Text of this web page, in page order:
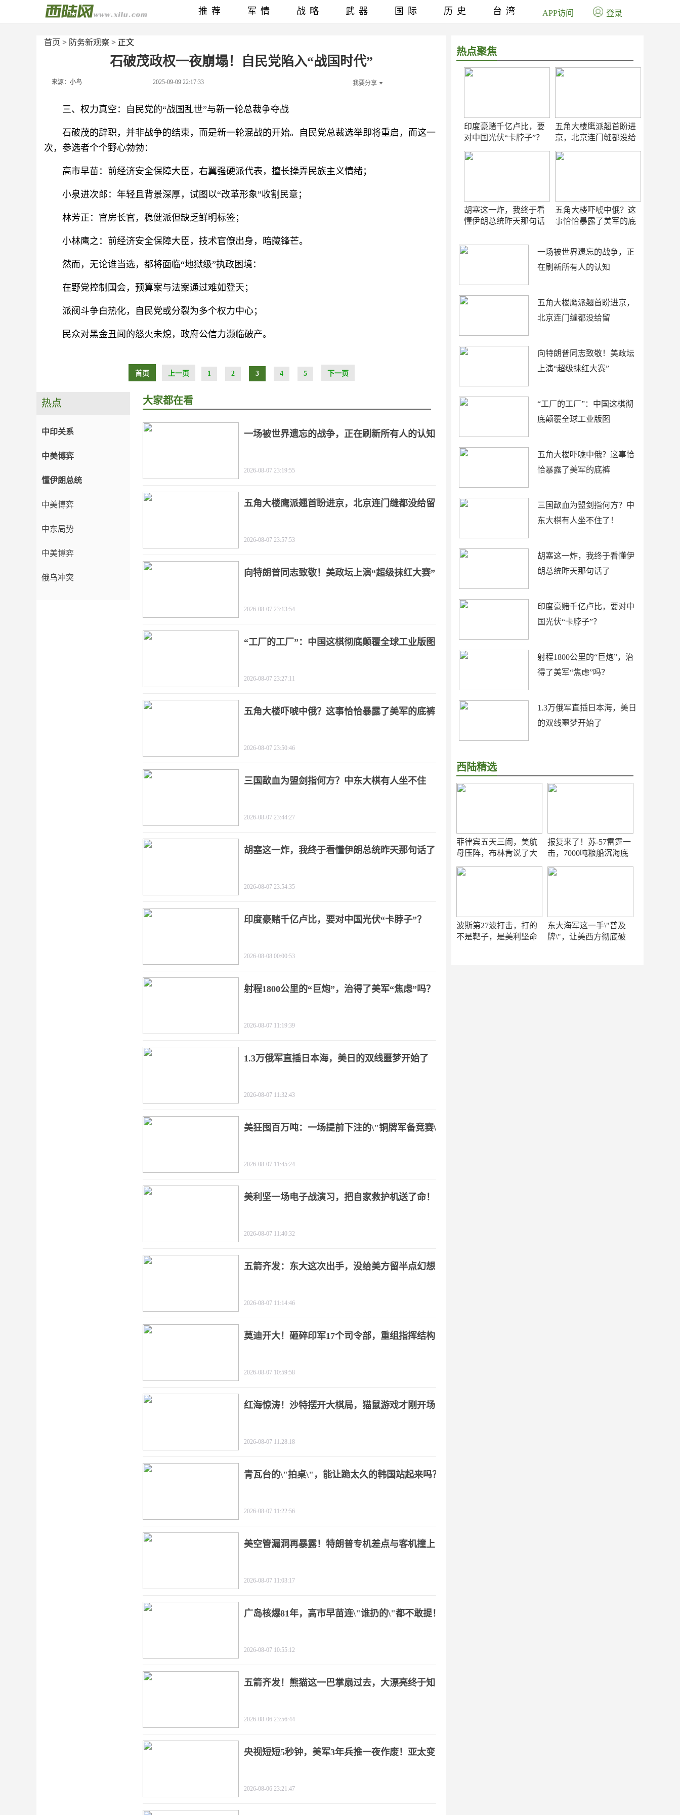
首页 > 防务新观察 > 正文
石破茂政权一夜崩塌！自民党陷入“战国时代”
来源：小鸟 2025-09-09 22:17:33 我要分享
三、权力真空：自民党的“战国乱世”与新一轮总裁争夺战
石破茂的辞职，并非战争的结束，而是新一轮混战的开始。自民党总裁选举即将重启，而这一
次，参选者个个野心勃勃：
高市早苗：前经济安全保障大臣，右翼强硬派代表，擅长操弄民族主义情绪；
小泉进次郎：年轻且背景深厚，试图以“改革形象”收割民意；
林芳正：官房长官，稳健派但缺乏鲜明标签；
小林鹰之：前经济安全保障大臣，技术官僚出身，暗藏锋芒。
然而，无论谁当选，都将面临“地狱级”执政困境：
在野党控制国会，预算案与法案通过难如登天；
派阀斗争白热化，自民党或分裂为多个权力中心；
民众对黑金丑闻的怒火未熄，政府公信力濒临破产。
首页 上一页 1 2 3 4 5 下一页
热点聚焦
印度豪赌千亿卢比，要
对中国光伏“卡脖子”？
五角大楼鹰派翘首盼进
京，北京连门缝都没给
胡塞这一炸，我终于看
懂伊朗总统昨天那句话
五角大楼吓唬中俄？这
事恰恰暴露了美军的底
一场被世界遗忘的战争，正
在刷新所有人的认知
五角大楼鹰派翘首盼进京，
北京连门缝都没给留
向特朗普同志致敬！美政坛
上演“超级抹红大赛”
“工厂的工厂”：中国这棋彻
底颠覆全球工业版图
五角大楼吓唬中俄？这事恰
恰暴露了美军的底裤
三国歃血为盟剑指何方？中
东大棋有人坐不住了！
胡塞这一炸，我终于看懂伊
朗总统昨天那句话了
印度豪赌千亿卢比，要对中
国光伏“卡脖子”？
射程1800公里的“巨炮”，治
得了美军“焦虑”吗？
1.3万俄军直插日本海，美日
的双线噩梦开始了
西陆精选
菲律宾五天三闹，美航
母压阵，布林肯说了大
报复来了！苏-57雷霆一
击，7000吨粮船沉海底
波斯第27波打击，打的
不是靶子，是美利坚命
东大海军这一手\"普及
牌\"，让美西方彻底破
推荐 军情 战略 武器 国际 历史 台湾 APP访问 登录
热点
中印关系
中美博弈
懂伊朗总统
中美博弈
中东局势
中美博弈
俄乌冲突
大家都在看
一场被世界遗忘的战争，正在刷新所有人的认知
2026-08-07 23:19:55
五角大楼鹰派翘首盼进京，北京连门缝都没给留
2026-08-07 23:57:53
向特朗普同志致敬！美政坛上演“超级抹红大赛”
2026-08-07 23:13:54
“工厂的工厂”：中国这棋彻底颠覆全球工业版图
2026-08-07 23:27:11
五角大楼吓唬中俄？这事恰恰暴露了美军的底裤
2026-08-07 23:50:46
三国歃血为盟剑指何方？中东大棋有人坐不住
2026-08-07 23:44:27
胡塞这一炸，我终于看懂伊朗总统昨天那句话了
2026-08-07 23:54:35
印度豪赌千亿卢比，要对中国光伏“卡脖子”？
2026-08-08 00:00:53
射程1800公里的“巨炮”，治得了美军“焦虑”吗？
2026-08-07 11:19:39
1.3万俄军直插日本海，美日的双线噩梦开始了
2026-08-07 11:32:43
美狂囤百万吨：一场提前下注的\"铜牌军备竞赛\"
2026-08-07 11:45:24
美利坚一场电子战演习，把自家救护机送了命！
2026-08-07 11:40:32
五箭齐发：东大这次出手，没给美方留半点幻想
2026-08-07 11:14:46
莫迪开大！砸碎印军17个司令部，重组指挥结构
2026-08-07 10:59:58
红海惊涛！沙特摆开大棋局，猫鼠游戏才刚开场
2026-08-07 11:28:18
青瓦台的\"拍桌\"，能让跪太久的韩国站起来吗？
2026-08-07 11:22:56
美空管漏洞再暴露！特朗普专机差点与客机撞上
2026-08-07 11:03:17
广岛核爆81年，高市早苗连\"谁扔的\"都不敢提！
2026-08-07 10:55:12
五箭齐发！熊猫这一巴掌扇过去，大漂亮终于知
2026-08-06 23:56:44
央视短短5秒钟，美军3年兵推一夜作废！亚太变
2026-08-06 23:21:47